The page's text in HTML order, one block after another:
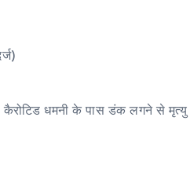
धमनी के पास डंक लगने से मृत्यु